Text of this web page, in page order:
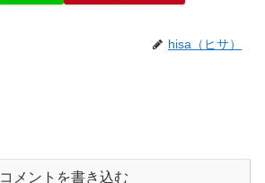
hisa（ヒサ）
コメントを書き込む